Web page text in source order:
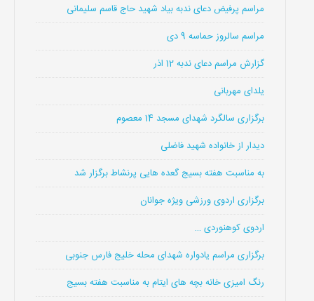
مراسم پرفیض دعای ندبه بیاد شهید حاج قاسم سلیمانی
مراسم سالروز حماسه 9 دی
گزارش مراسم دعای ندبه 12 اذر
یلدای مهربانی
برگزاری سالگرد شهدای مسجد 14 معصوم
دیدار از خانواده شهید فاضلی
به مناسبت هفته بسیج گعده هایی پرنشاط برگزار شد
برگزاری اردوی ورزشی ویژه جوانان
اردوی کوهنوردی …
برگزاری مراسم یادواره شهدای محله خلیج فارس جنوبی
رنگ امیزی خانه بچه های ایتام به مناسبت هفته بسیج